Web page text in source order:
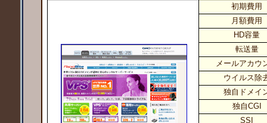
初期費用
月額費用
HD容量
転送量
メールアカウ
ウイルス除
独自ドメイ
独自CGI
SSI